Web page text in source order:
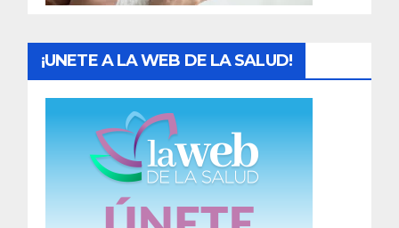
¡UNETE A LA WEB DE LA SALUD!